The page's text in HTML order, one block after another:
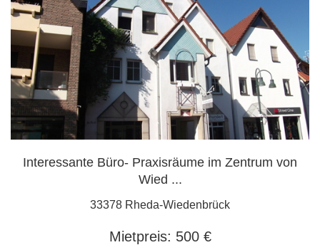
Interessante Büro- Praxisräume im Zentrum von
Wied ...
33378 Rheda-Wiedenbrück
Mietpreis: 500 €